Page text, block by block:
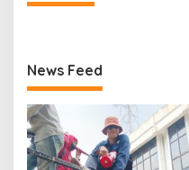
News Feed